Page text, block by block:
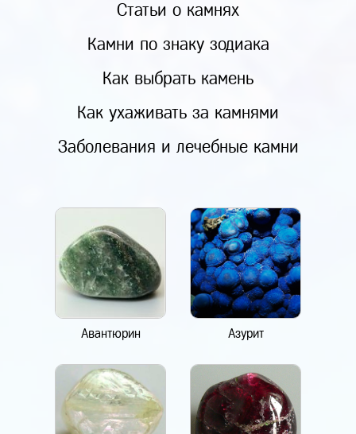
Статьи о камнях
Камни по знаку зодиака
Как выбрать камень
Как ухаживать за камнями
Заболевания и лечебные камни
Авантюрин Азурит